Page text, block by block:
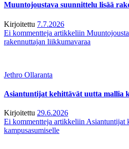
Muuntojoustava suunnittelu lisää
Kirjoitettu 7.7.2026
Ei kommentteja artikkeliin
rakennuttajan liikkumavaraa
Jethro Ollaranta
Asiantuntijat kehittävät uutta mallia
Kirjoitettu 29.6.2026
Ei kommentteja artikkeliin Asiantuntijat
kampusasumiselle